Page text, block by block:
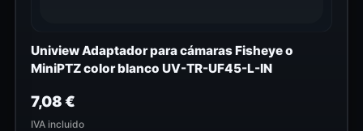
Uniview Adaptador para cámaras Fisheye o
MiniPTZ color blanco UV-TR-UF45-L-IN
7,08€
IVA incluido